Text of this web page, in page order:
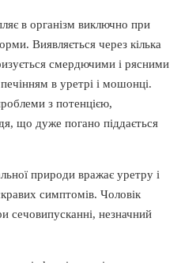
в організм виключно при
Виявляється через кілька
смердючими і рясними
в уретрі і мошонці.
з потенцією,
що дуже погано піддається
природи вражає уретру і
симптомів. Чоловік
сечовипусканні, незначний